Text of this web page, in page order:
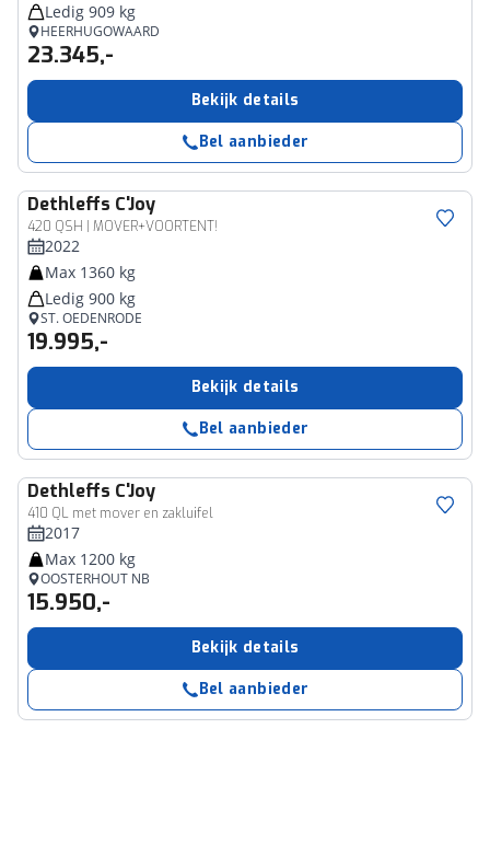
Ledig 909 kg
HEERHUGOWAARD
23.345,-
Bekijk details
Bel aanbieder
Dethleffs C'Joy
420 QSH | MOVER+VOORTENT!
2022
Max 1360 kg
Ledig 900 kg
ST. OEDENRODE
19.995,-
Bekijk details
Bel aanbieder
Dethleffs C'Joy
410 QL met mover en zakluifel
2017
Max 1200 kg
OOSTERHOUT NB
15.950,-
Bekijk details
Bel aanbieder